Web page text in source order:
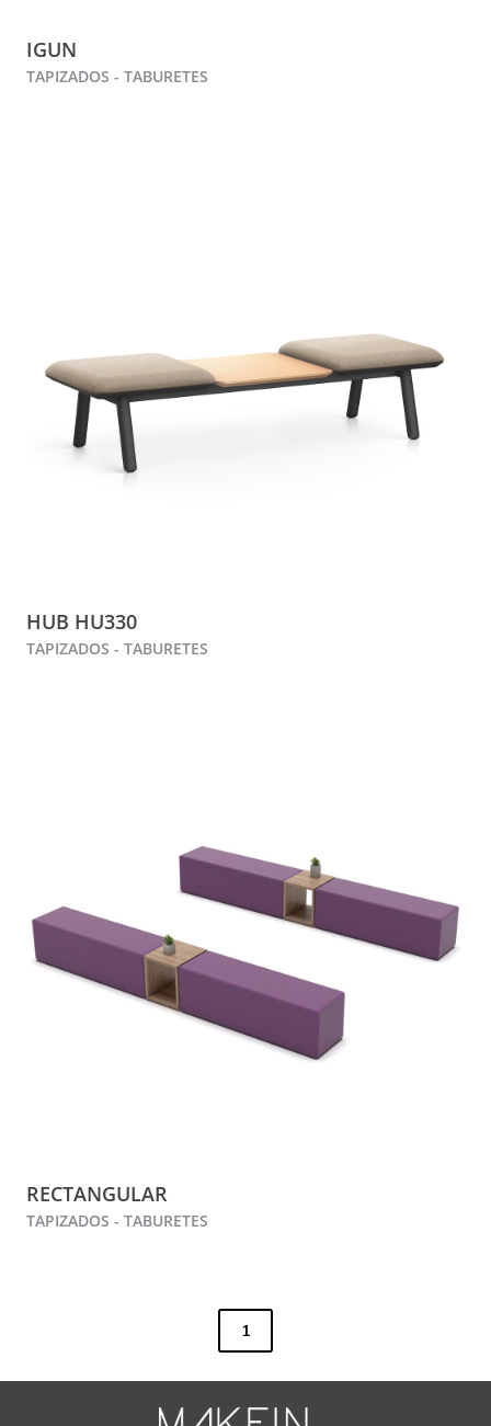
IGUN
TAPIZADOS - TABURETES
HUB HU330
TAPIZADOS - TABURETES
RECTANGULAR
TAPIZADOS - TABURETES
1